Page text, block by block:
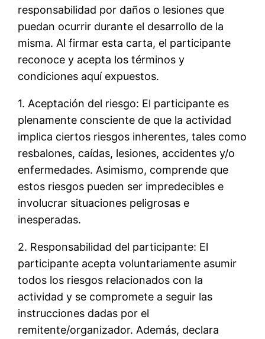
responsabilidad por daños o lesiones que
puedan ocurrir durante el desarrollo de la
misma. Al firmar esta carta, el participante
reconoce y acepta los términos y
condiciones aquí expuestos.
1. Aceptación del riesgo: El participante es
plenamente consciente de que la actividad
implica ciertos riesgos inherentes, tales como
resbalones, caídas, lesiones, accidentes y/o
enfermedades. Asimismo, comprende que
estos riesgos pueden ser impredecibles e
involucrar situaciones peligrosas e
inesperadas.
2. Responsabilidad del participante: El
participante acepta voluntariamente asumir
todos los riesgos relacionados con la
actividad y se compromete a seguir las
instrucciones dadas por el
remitente/organizador. Además, declara